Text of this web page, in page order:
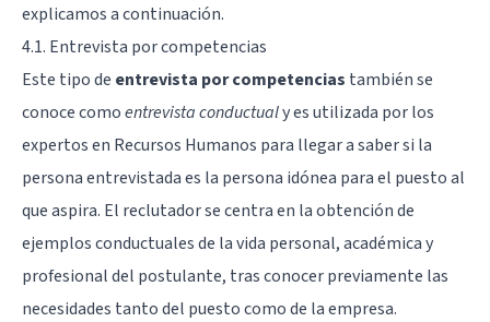
explicamos a continuación.
4.1. Entrevista por competencias
Este tipo de entrevista por competencias también se
conoce comoentrevista conductualy es utilizada por los
expertos en Recursos Humanos para llegar a saber si la
persona entrevistada es la persona idónea para el puesto al
que aspira. El reclutador se centra en la obtención de
ejemplos conductuales de la vida personal, académica y
profesional del postulante, tras conocer previamente las
necesidades tanto del puesto como de la empresa.